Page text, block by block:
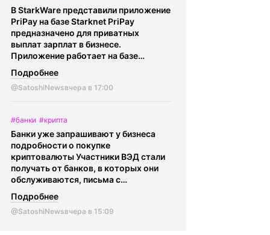
от общего предложения. Optimism
Foundation подчеркнул, что эти
токены уже предусмотрены
первоначальной моделью
распределения.@SatoshiNews -
главное о крипте Криптокарта | eSIM
|
BingX
В StarkWare представили приложение
PriPay на базе Starknet PriPay
предназначено для приватных
выплат зарплат в бизнесе.
Приложение работает на базе
STRK20.
крипте Криптокарта | eSIM |
Подробнее
@SatoshiNewsвчера в 17:00
#банки #крипта
Банки уже запрашивают у бизнеса
подробности о покупке
криптовалюты Участники ВЭД стали
получать от банков, в которых они
обслуживаются, письма с
требованием предоставить
информацию касаемо: • Бизнеса и
своих контрагентов • Экономической
Подробнее
@SatoshiNewsвчера в 15:09